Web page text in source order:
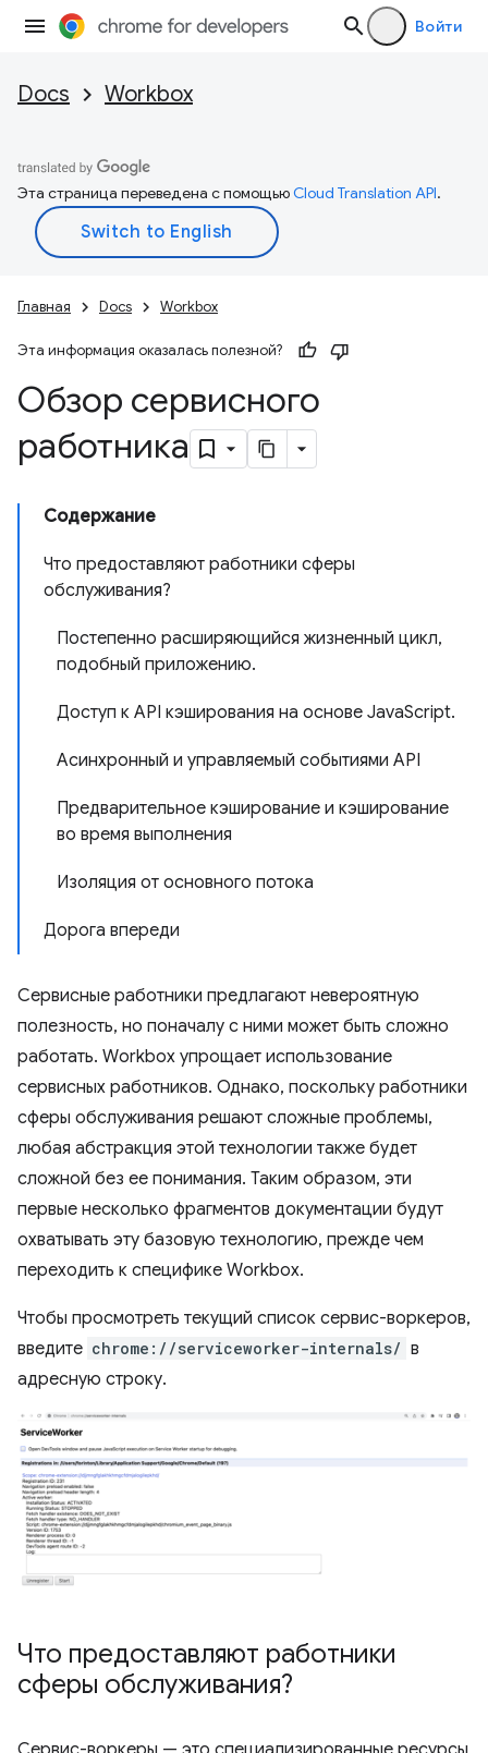
Войти
Docs Workbox
Эта страница переведена с помощьюCloud Translation API.
Главная Docs Workbox
Эта информация оказалась полезной?
Обзор сервисного
работника
Содержание
Что предоставляют работники сферы
обслуживания?
Постепенно расширяющийся жизненный цикл,
подобный приложению.
Доступ к API кэширования на основе JavaScript.
Асинхронный и управляемый событиями API
Предварительное кэширование и кэширование
во время выполнения
Изоляция от основного потока
Дорога впереди
Сервисные работники предлагают невероятную
полезность, но поначалу с ними может быть сложно
работать. Workbox упрощает использование
сервисных работников. Однако, поскольку работники
сферы обслуживания решают сложные проблемы,
любая абстракция этой технологии также будет
сложной без ее понимания. Таким образом, эти
первые несколько фрагментов документации будут
охватывать эту базовую технологию, прежде чем
переходить к специфике Workbox.
Чтобы просмотреть текущий список сервис-воркеров,
введите chrome://serviceworker-internals/ в
адресную строку.
Что предоставляют работники
сферы обслуживания?